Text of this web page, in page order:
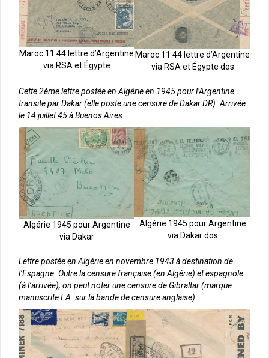
Maroc 11 44 lettre d’Argentine
via RSA et Égypte
Maroc 11 44 lettre d’Argentine
via RSA et Égypte dos
Cette 2ème lettre postée en Algérie en 1945 pour l’Argentine
transite par Dakar (elle poste une censure de Dakar DR). Arrivée
le 14 juillet 45 à Buenos Aires
Algérie 1945 pour Argentine
via Dakar
Algérie 1945 pour Argentine
via Dakar dos
Lettre postée en Algérie en novembre 1943 à destination de
l’Espagne. Outre la censure française (en Algérie) et espagnole
(à l’arrivée), on peut noter une censure de Gibraltar (marque
manuscrite I.A. sur la bande de censure anglaise):